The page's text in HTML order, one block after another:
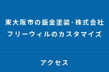
東大阪市の鈑金塗装･株式会社
フリーウィルのカスタマイズ
アクセス